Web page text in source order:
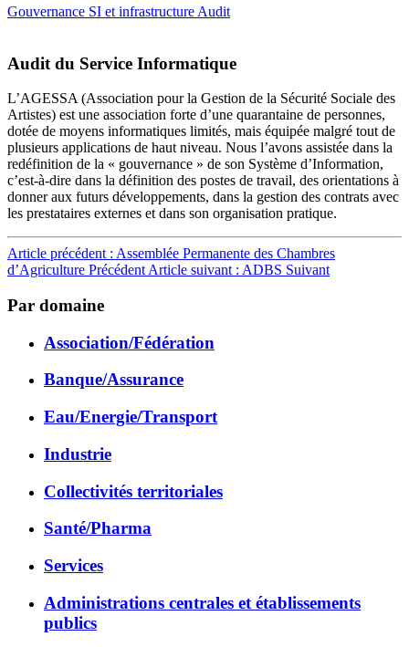
Gouvernance SI et infrastructure Audit
Audit du Service Informatique
L’AGESSA (Association pour la Gestion de la Sécurité Sociale des
Artistes) est une association forte d’une quarantaine de personnes,
dotée de moyens informatiques limités, mais équipée malgré tout de
plusieurs applications de haut niveau. Nous l’avons assistée dans la
redéfinition de la « gouvernance » de son Système d’Information,
c’est-à-dire dans la définition des postes de travail, des orientations à
donner aux futurs développements, dans la gestion des contrats avec
les prestataires externes et dans son organisation pratique.
Article précédent : Assemblée Permanente des Chambres
d’Agriculture Précédent Article suivant : ADBS Suivant
Par domaine
Association/Fédération
Banque/Assurance
Eau/Energie/Transport
Industrie
Collectivités territoriales
Santé/Pharma
Services
Administrations centrales et établissements
publics